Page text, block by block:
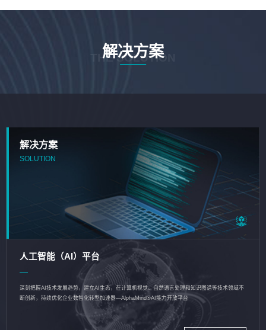
解决方案
THE SOLUTION
解决方案
SOLUTION
人工智能（AI）平台
深刻把握AI技术发展趋势，建立AI生态，在计算机视觉、自然语言处理和知识图谱等技术领域不
断创新，持续优化企业数智化转型加速器—AlphaMind®AI能力开放平台